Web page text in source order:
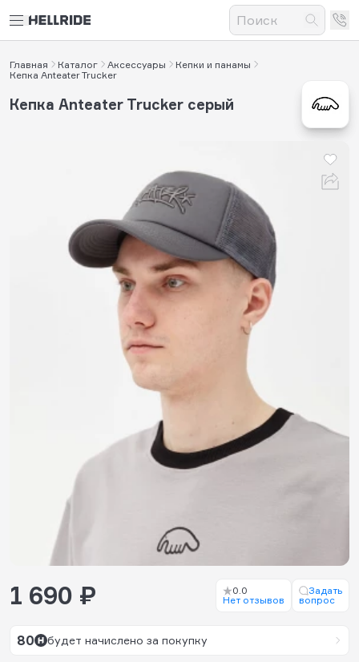
Главная Каталог Аксессуары
Кепки и панамы
Кепка Anteater Trucker
Кепка Anteater Trucker серый
1 690 ₽
0.0
Нет отзывов
Задать
вопрос
80 будет начислено за покупку